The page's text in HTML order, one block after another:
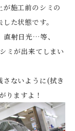
施工前のシミの
た状態です。
直射日光…等、
ミが出来てしまい
さないように(拭き
りますよ！